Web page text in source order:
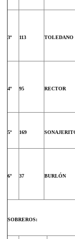
3º 113 TOLEDANO
4º 95 RECTOR
5º 169
6º 37 BURLÓN
SOBREROS: